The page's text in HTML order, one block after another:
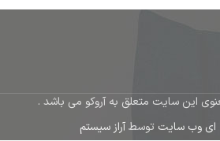
این سایت متعلق به آروکو می باشد .
ای وب سایت توسط آراز سیستم